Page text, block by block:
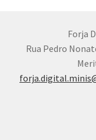
Forja
Rua Pedro